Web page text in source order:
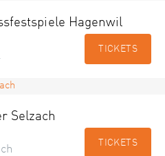
Hagenwil
TICKETS
Selzach
TICKETS